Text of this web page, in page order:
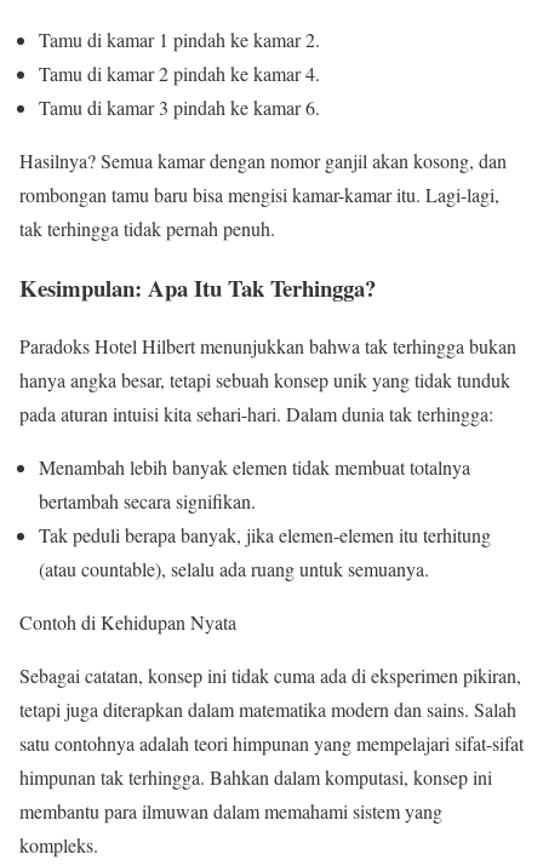
Tamu di kamar 1 pindah ke kamar 2.
Tamu di kamar 2 pindah ke kamar 4.
Tamu di kamar 3 pindah ke kamar 6.
Hasilnya? Semua kamar dengan nomor ganjil akan kosong, dan
rombongan tamu baru bisa mengisi kamar-kamar itu. Lagi-lagi,
tak terhingga tidak pernah penuh.
Kesimpulan: Apa Itu Tak Terhingga?
Paradoks Hotel Hilbert menunjukkan bahwa tak terhingga bukan
hanya angka besar, tetapi sebuah konsep unik yang tidak tunduk
pada aturan intuisi kita sehari-hari. Dalam dunia tak terhingga:
Menambah lebih banyak elemen tidak membuat totalnya
bertambah secara signifikan.
Tak peduli berapa banyak, jika elemen-elemen itu terhitung
(atau countable), selalu ada ruang untuk semuanya.
Contoh di Kehidupan Nyata
Sebagai catatan, konsep ini tidak cuma ada di eksperimen pikiran,
tetapi juga diterapkan dalam matematika modern dan sains. Salah
satu contohnya adalah teori himpunan yang mempelajari sifat-sifat
himpunan tak terhingga. Bahkan dalam komputasi, konsep ini
membantu para ilmuwan dalam memahami sistem yang
kompleks.